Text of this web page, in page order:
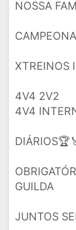
NOSSA
XTREINOS
4V4 2V2
4V4
GUILDA
JUNTOS